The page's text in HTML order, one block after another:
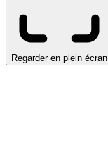
Regarder en plein écran